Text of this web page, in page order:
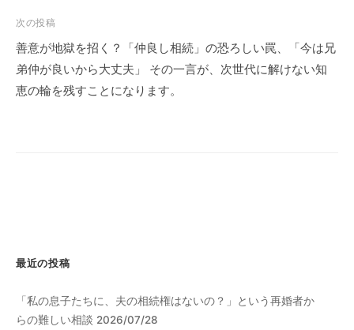
ー
シ
ョ
ン
次の投稿
善意が地獄を招く？「仲良し相続」の恐ろしい罠、「今は兄
弟仲が良いから大丈夫」 その一言が、次世代に解けない知
恵の輪を残すことになります。
最近の投稿
「私の息子たちに、夫の相続権はないの？」という再婚者か
らの難しい相談 2026/07/28